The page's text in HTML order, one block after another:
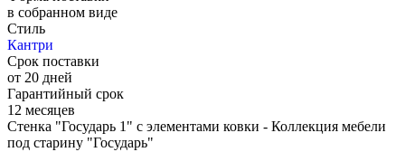
в собранном виде
Стиль
Кантри
Срок поставки
от 20 дней
Гарантийный срок
12 месяцев
Стенка "Государь 1" с элементами ковки - Коллекция мебели
под старину "Государь"